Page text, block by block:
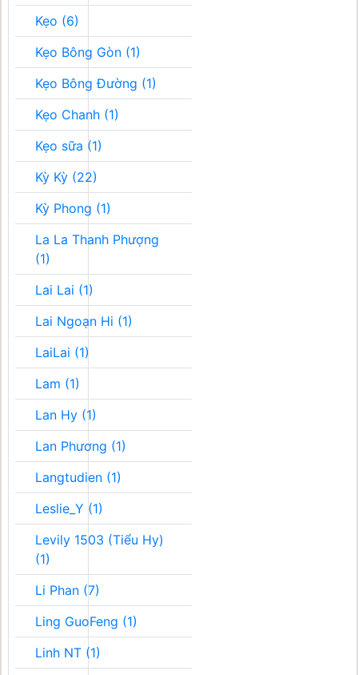
Kẹo (6)
Kẹo Bông Gòn (1)
Kẹo Bông Đường (1)
Kẹo Chanh (1)
Kẹo sữa (1)
Kỳ Kỳ (22)
Kỳ Phong (1)
La La Thanh Phượng
(1)
Lai Lai (1)
Lai Ngoạn Hi (1)
LaiLai (1)
Lam (1)
Lan Hy (1)
Lan Phương (1)
Langtudien (1)
Leslie_Y (1)
Levily 1503 (Tiểu Hy)
(1)
Li Phan (7)
Ling GuoFeng (1)
Linh NT (1)